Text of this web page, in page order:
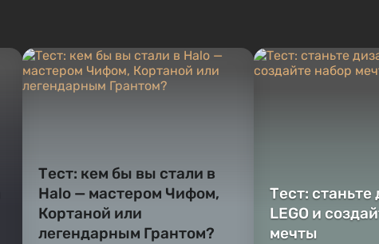
Тест: кем бы вы стали в
Halo — мастером Чифом,
Кортаной или
легендарным Грантом?
Тест:
LEGO и
мечты